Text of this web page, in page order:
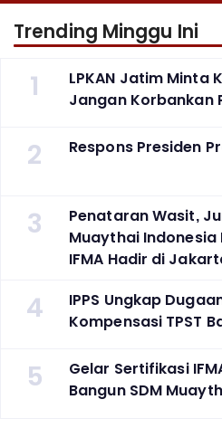
Trending Minggu Ini
1
LPKAN Jatim Minta
Jangan Korbankan
2 Respons Presiden
3
Penataran Wasit,
Muaythai Indonesia
IFMA Hadir di
4
IPPS Ungkap
Kompensasi TPST
5
Gelar Sertifikasi
Bangun SDM